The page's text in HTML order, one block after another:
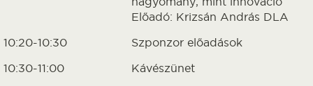
Előadó: Krizsán András DLA
10:20-10:30 Szponzor előadások
10:30-11:00 Kávészünet